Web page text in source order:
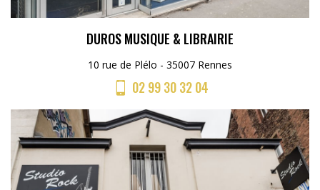
DUROS MUSIQUE & LIBRAIRIE
10 rue de Plélo - 35007 Rennes
02 99 30 32 04